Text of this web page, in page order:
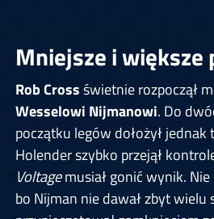
Mniejsze i
Rob Crossświetnie rozpoczął
Wesselowi Nijmanowi. Do
początku legów dołożył
Holender szybko przejął
Voltagemusiał gonić wynik.
bo Nijman nie dawał zbyt wielu